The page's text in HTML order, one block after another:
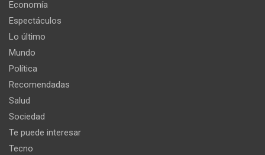
Economía
Espectáculos
Lo último
Mundo
Política
Recomendadas
Salud
Sociedad
Te puede interesar
Tecno